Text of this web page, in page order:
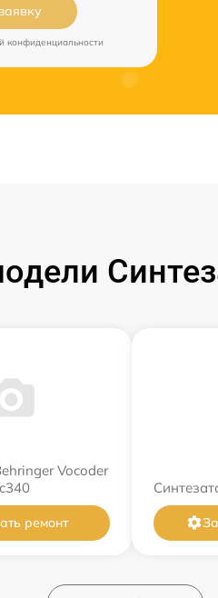
конфиденциальности
Vocoder
ремонт